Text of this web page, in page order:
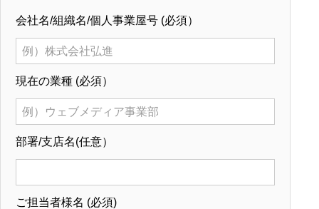
会社名/組織名/個人事業屋号 (必須）
現在の業種 (必須）
部署/支店名(任意）
ご担当者様名 (必須)